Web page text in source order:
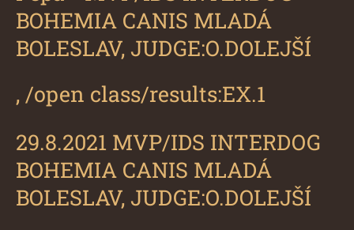
BOHEMIA CANIS MLADÁ
BOLESLAV, JUDGE:O.DOLEJŠÍ
, /open class/results:EX.1
29.8.2021 MVP/IDS INTERDOG
BOHEMIA CANIS MLADÁ
BOLESLAV, JUDGE:O.DOLEJŠÍ